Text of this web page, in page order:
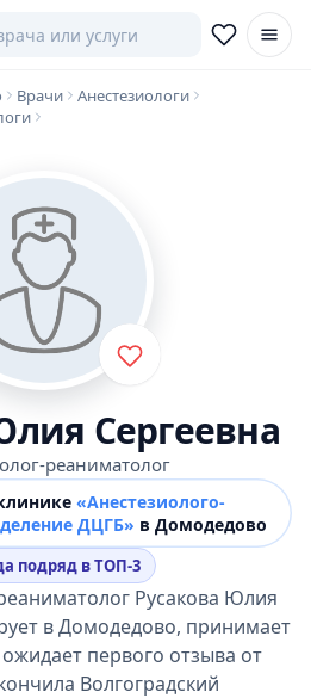
Врачи
Анестезиологи
Сергеевна
реаниматолог
«Анестезиолого-
ДЦГБ» в Домодедово
подряд в ТОП-3
Русакова Юлия
в Домодедово, принимает
первого отзыва от
Волгоградский